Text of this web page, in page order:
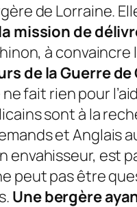
de Lorraine.
mission de
à
de la Guerre
fait rien pour
sont à la
et
envahisseur, est
peut pas être
Une bergère